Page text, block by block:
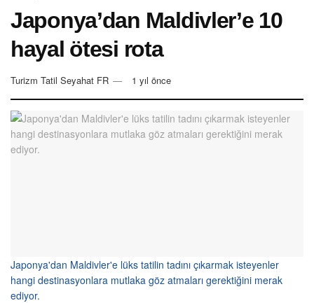
Japonya’dan Maldivler’e 10
hayal ötesi rota
Turizm Tatil Seyahat FR 1 yıl önce
Japonya'dan Maldivler'e lüks tatilin tadını çıkarmak isteyenler
hangi destinasyonlara mutlaka göz atmaları gerektiğini merak
ediyor.